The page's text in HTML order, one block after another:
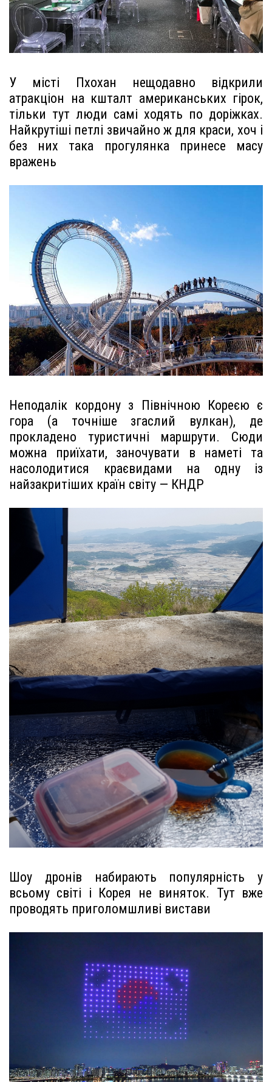
У місті Пхохан нещодавно відкрили
атракціон на кшталт американських гірок,
тільки тут люди самі ходять по доріжках.
Найкрутіші петлі звичайно ж для краси, хоч і
без них така прогулянка принесе масу
вражень
Неподалік кордону з Північною Кореєю є
гора (а точніше згаслий вулкан), де
прокладено туристичні маршрути. Сюди
можна приїхати, заночувати в наметі та
насолодитися краєвидами на одну із
найзакритіших країн світу — КНДР
Шоу дронів набирають популярність у
всьому світі і Корея не виняток. Тут вже
проводять приголомшливі вистави